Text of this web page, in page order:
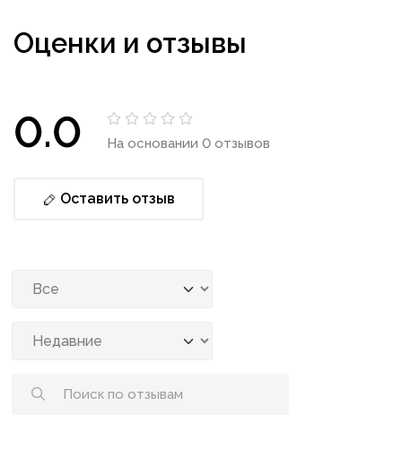
Оценки и отзывы
0.0 На основании 0 отзывов
Оставить отзыв